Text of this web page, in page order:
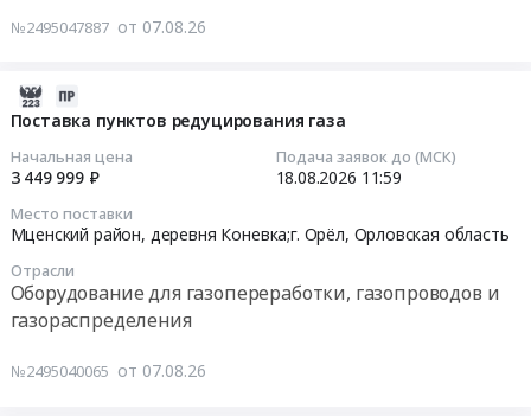
№2495047887 от 07.08.26
Поставка пунктов редуцирования газа
Начальная цена
3 449 999 ₽
Подача заявок до (МСК)
18.08.2026 11:59
Место поставки
Мценский район, деревня Коневка;г. Орёл, Орловская область
Отрасли
Оборудование для газопереработки, газопроводов и
газораспределения
№2495040065 от 07.08.26